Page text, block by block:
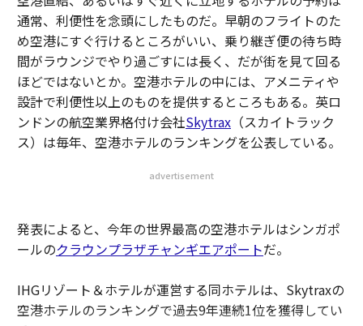
通常、利便性を念頭にしたものだ。早朝のフライトのた
め空港にすぐ行けるところがいい、乗り継ぎ便の待ち時
間がラウンジでやり過ごすには長く、だが街を見て回る
ほどではないとか。空港ホテルの中には、アメニティや
設計で利便性以上のものを提供するところもある。英ロ
ンドンの航空業界格付け会社Skytrax（スカイトラック
ス）は毎年、空港ホテルのランキングを公表している。
advertisement
発表によると、今年の世界最高の空港ホテルはシンガポ
ールのクラウンプラザチャンギエアポートだ。
IHGリゾート＆ホテルが運営する同ホテルは、Skytraxの
空港ホテルのランキングで過去9年連続1位を獲得してい